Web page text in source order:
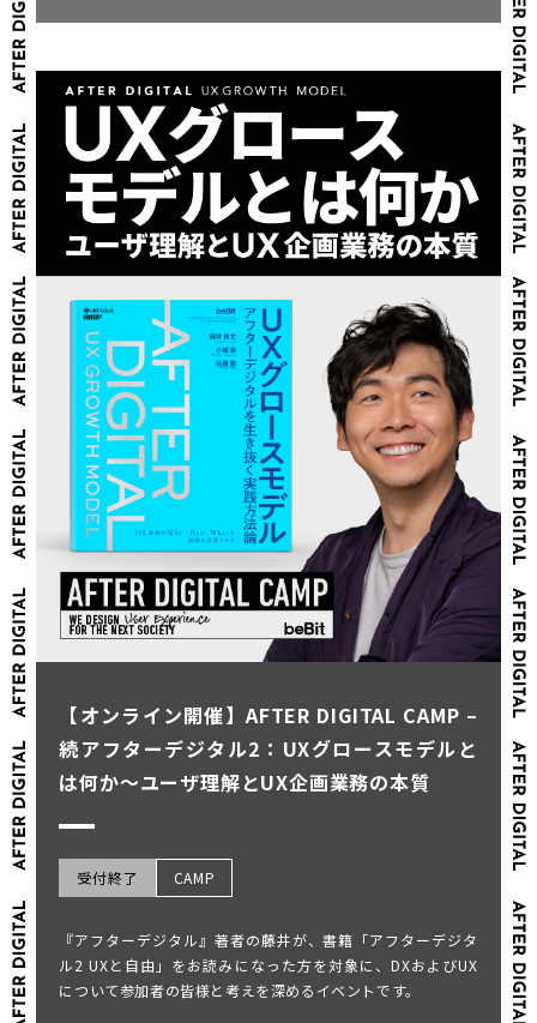
【オンライン開催】AFTER DIGITAL CAMP –
続アフターデジタル2：UXグロースモデルと
は何か～ユーザ理解とUX企画業務の本質
受付終了 CAMP
『アフターデジタル』著者の藤井が、書籍「アフターデジタ
ル2 UXと自由」をお読みになった方を対象に、DXおよびUX
について参加者の皆様と考えを深めるイベントです。